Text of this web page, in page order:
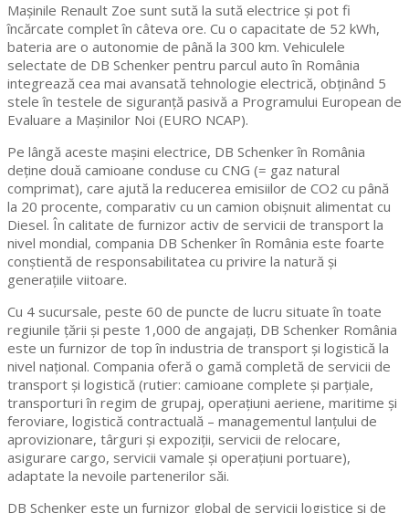
Maşinile Renault Zoe sunt sută la sută electrice şi pot fi
încărcate complet în câteva ore. Cu o capacitate de 52 kWh,
bateria are o autonomie de până la 300 km. Vehiculele
selectate de DB Schenker pentru parcul auto în România
integrează cea mai avansată tehnologie electrică, obţinând 5
stele în testele de siguranţă pasivă a Programului European de
Evaluare a Maşinilor Noi (EURO NCAP).
Pe lângă aceste maşini electrice, DB Schenker în România
deţine două camioane conduse cu CNG (= gaz natural
comprimat), care ajută la reducerea emisiilor de CO2 cu până
la 20 procente, comparativ cu un camion obişnuit alimentat cu
Diesel. În calitate de furnizor activ de servicii de transport la
nivel mondial, compania DB Schenker în România este foarte
conştientă de responsabilitatea cu privire la natură şi
generaţiile viitoare.
Cu 4 sucursale, peste 60 de puncte de lucru situate în toate
regiunile ţării şi peste 1,000 de angajaţi, DB Schenker România
este un furnizor de top în industria de transport şi logistică la
nivel naţional. Compania oferă o gamă completă de servicii de
transport şi logistică (rutier: camioane complete şi parţiale,
transporturi în regim de grupaj, operaţiuni aeriene, maritime şi
feroviare, logistică contractuală – managementul lanţului de
aprovizionare, târguri şi expoziţii, servicii de relocare,
asigurare cargo, servicii vamale şi operaţiuni portuare),
adaptate la nevoile partenerilor săi.
DB Schenker este un furnizor global de servicii logistice şi de